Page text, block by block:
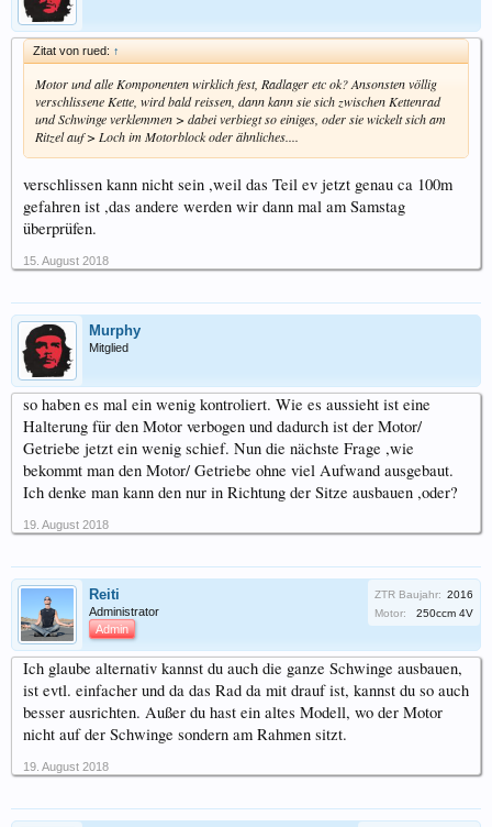
Zitat von rued: ↑
Motor und alle Komponenten wirklich fest, Radlager etc ok? Ansonsten völlig
verschlissene Kette, wird bald reissen, dann kann sie sich zwischen Kettenrad
und Schwinge verklemmen > dabei verbiegt so einiges, oder sie wickelt sich am
Ritzel auf > Loch im Motorblock oder ähnliches....
verschlissen kann nicht sein ,weil das Teil ev jetzt genau ca 100m
gefahren ist ,das andere werden wir dann mal am Samstag
überprüfen.
15. August 2018
Murphy
Mitglied
so haben es mal ein wenig kontroliert. Wie es aussieht ist eine
Halterung für den Motor verbogen und dadurch ist der Motor/
Getriebe jetzt ein wenig schief. Nun die nächste Frage ,wie
bekommt man den Motor/ Getriebe ohne viel Aufwand ausgebaut.
Ich denke man kann den nur in Richtung der Sitze ausbauen ,oder?
19. August 2018
Reiti
Administrator
Admin
ZTR Baujahr: 2016
Motor:
250ccm 4V
Ich glaube alternativ kannst du auch die ganze Schwinge ausbauen,
ist evtl. einfacher und da das Rad da mit drauf ist, kannst du so auch
besser ausrichten. Außer du hast ein altes Modell, wo der Motor
nicht auf der Schwinge sondern am Rahmen sitzt.
19. August 2018